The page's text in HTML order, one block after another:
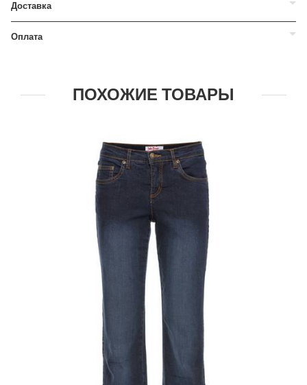
Доставка
Оплата
ПОХОЖИЕ ТОВАРЫ